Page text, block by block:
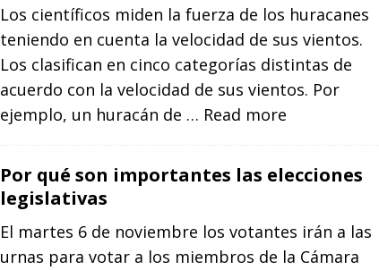
Los científicos miden la fuerza de los huracanes
teniendo en cuenta la velocidad de sus vientos.
Los clasifican en cinco categorías distintas de
acuerdo con la velocidad de sus vientos. Por
ejemplo, un huracán de … Read more
Por qué son importantes las elecciones
legislativas
El martes 6 de noviembre los votantes irán a las
urnas para votar a los miembros de la Cámara